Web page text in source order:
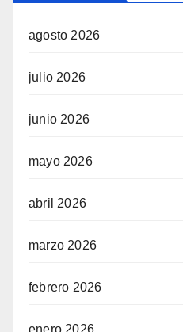
agosto 2026
julio 2026
junio 2026
mayo 2026
abril 2026
marzo 2026
febrero 2026
enero 2026